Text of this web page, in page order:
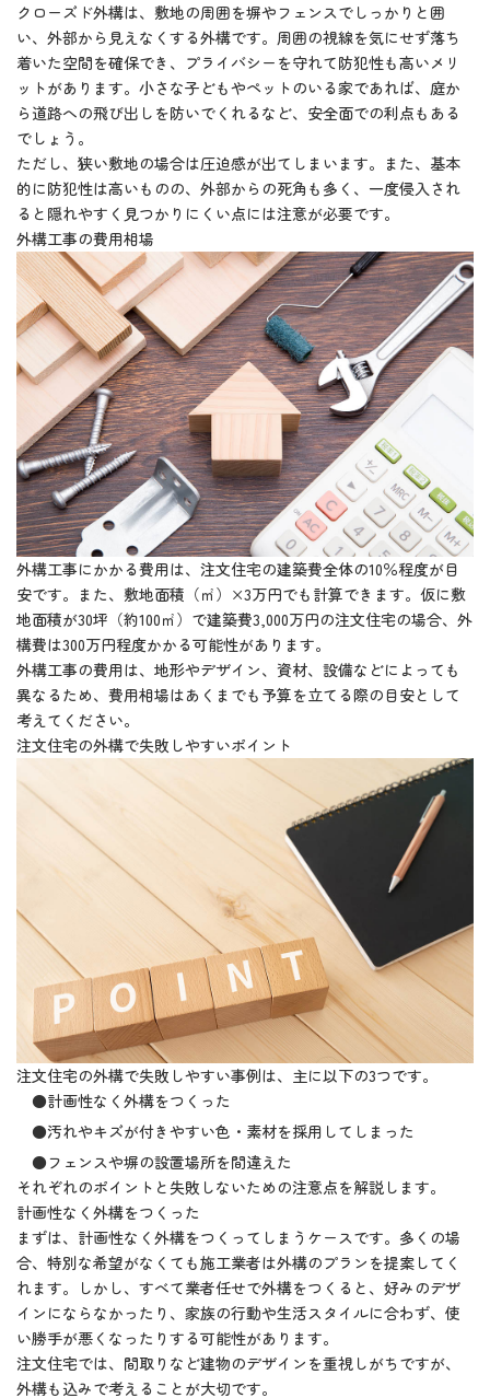
クローズド外構は、敷地の周囲を塀やフェンスでしっかりと囲
い、外部から見えなくする外構です。周囲の視線を気にせず落ち
着いた空間を確保でき、プライバシーを守れて防犯性も高いメリ
ットがあります。小さな子どもやペットのいる家であれば、庭か
ら道路への飛び出しを防いでくれるなど、安全面での利点もある
でしょう。
ただし、狭い敷地の場合は圧迫感が出てしまいます。また、基本
的に防犯性は高いものの、外部からの死角も多く、一度侵入され
ると隠れやすく見つかりにくい点には注意が必要です。
外構工事の費用相場
外構工事にかかる費用は、注文住宅の建築費全体の10％程度が目
安です。また、敷地面積（㎡）×3万円でも計算できます。仮に敷
地面積が30坪（約100㎡）で建築費3,000万円の注文住宅の場合、外
構費は300万円程度かかる可能性があります。
外構工事の費用は、地形やデザイン、資材、設備などによっても
異なるため、費用相場はあくまでも予算を立てる際の目安として
考えてください。
注文住宅の外構で失敗しやすいポイント
注文住宅の外構で失敗しやすい事例は、主に以下の3つです。
●計画性なく外構をつくった
●汚れやキズが付きやすい色・素材を採用してしまった
●フェンスや塀の設置場所を間違えた
それぞれのポイントと失敗しないための注意点を解説します。
計画性なく外構をつくった
まずは、計画性なく外構をつくってしまうケースです。多くの場
合、特別な希望がなくても施工業者は外構のプランを提案してく
れます。しかし、すべて業者任せで外構をつくると、好みのデザ
インにならなかったり、家族の行動や生活スタイルに合わず、使
い勝手が悪くなったりする可能性があります。
注文住宅では、間取りなど建物のデザインを重視しがちですが、
外構も込みで考えることが大切です。